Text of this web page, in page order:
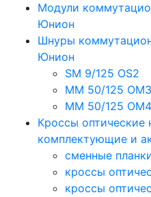
Модули
Юнион
Шнуры
Юнион
SM 9/125 OS2
MM 50/125 OM3
MM 50/125 OM4
Кроссы оптические
комплектующие и
сменные
кроссы
кроссы